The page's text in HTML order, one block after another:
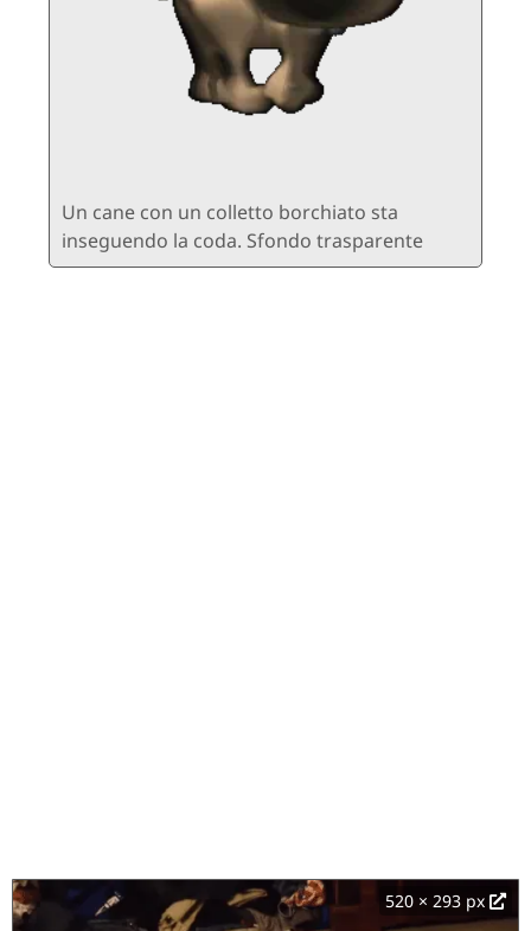
Un cane con un colletto borchiato sta
inseguendo la coda. Sfondo trasparente
520 × 293 px